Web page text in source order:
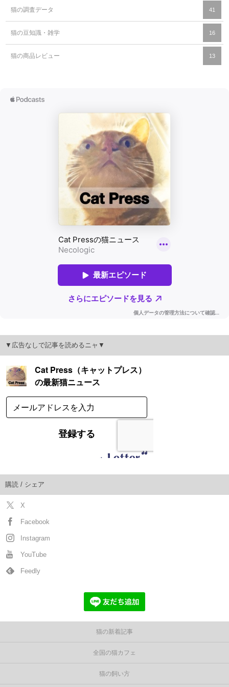
猫の調査データ 41
猫の豆知識・雑学 16
猫の商品レビュー 13
▼広告なしで記事を読めるニャ▼
購読 / シェア
X
Facebook
Instagram
YouTube
Feedly
猫の新着記事
全国の猫カフェ
猫の飼い方